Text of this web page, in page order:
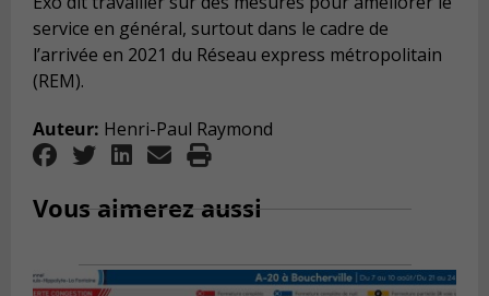
service en général, surtout dans le cadre de
l’arrivée en 2021 du Réseau express métropolitain
(REM).
Auteur: Henri-Paul Raymond
Vous aimerez aussi